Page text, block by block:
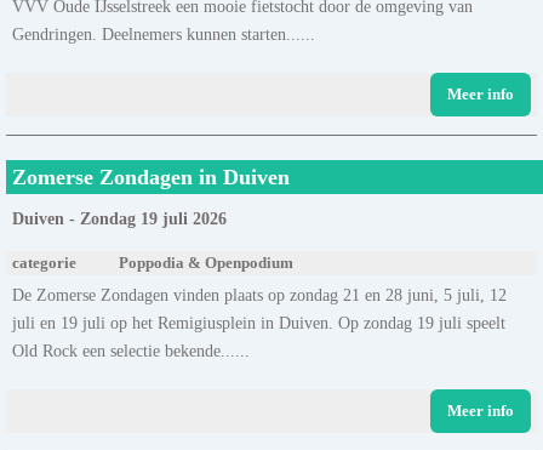
VVV Oude IJsselstreek een mooie fietstocht door de omgeving van
Gendringen. Deelnemers kunnen starten......
Meer info
Zomerse Zondagen in Duiven
Duiven - Zondag 19 juli 2026
categorie Poppodia & Openpodium
De Zomerse Zondagen vinden plaats op zondag 21 en 28 juni, 5 juli, 12
juli en 19 juli op het Remigiusplein in Duiven. Op zondag 19 juli speelt
Old Rock een selectie bekende......
Meer info